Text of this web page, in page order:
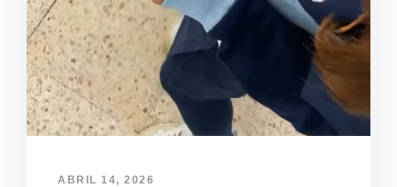
ABRIL 14, 2026